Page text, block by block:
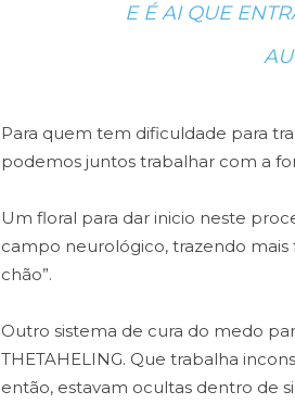
E É AI QUE
Para quem tem dificuldade para
podemos juntos trabalhar com a
Um floral para dar inicio neste
campo neurológico, trazendo mais
chão”.
Outro sistema de cura do medo
THETAHELING. Que trabalha
então, estavam ocultas dentro de si.